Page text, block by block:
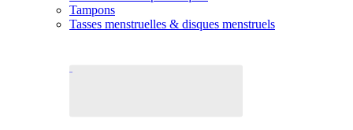
Tampons
Tasses menstruelles & disques menstruels